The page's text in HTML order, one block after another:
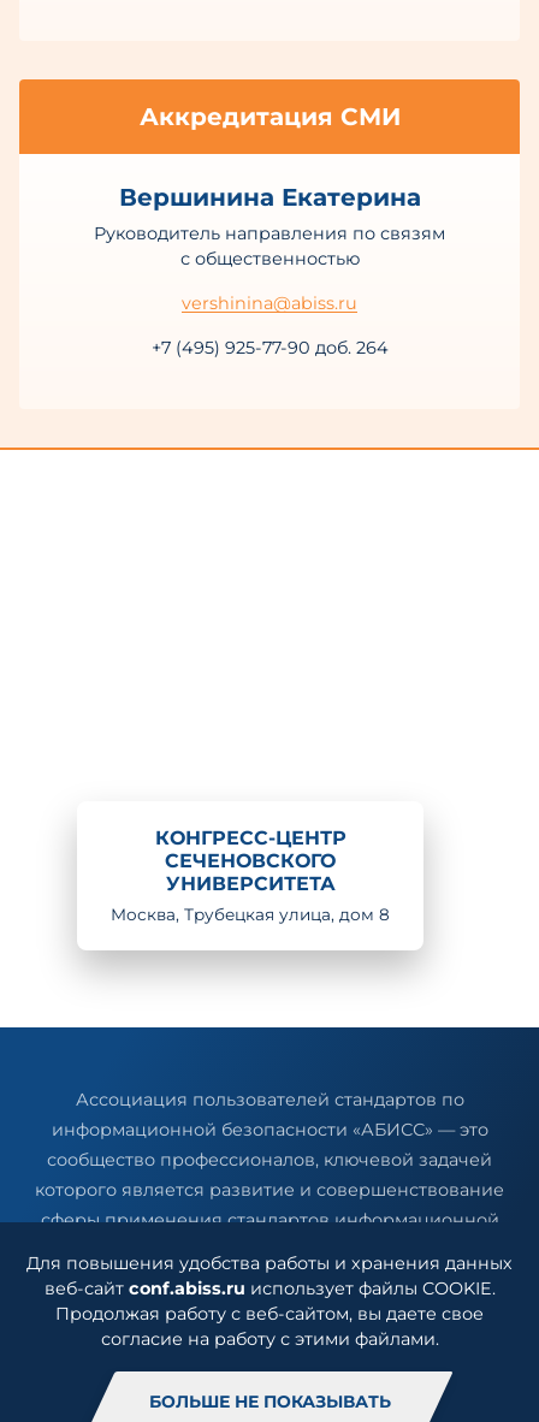
Аккредитация СМИ
Вершинина Екатерина
Руководитель направления по связям
с общественностью
vershinina@abiss.ru
+7 (495) 925-77-90 доб. 264
КОНГРЕСС-ЦЕНТР
СЕЧЕНОВСКОГО
УНИВЕРСИТЕТА
Москва, Трубецкая улица, дом 8
Ассоциация пользователей стандартов по
информационной безопасности «АБИСС» — это
сообщество профессионалов, ключевой задачей
которого является развитие и совершенствование
сферы применения стандартов информационной
членов, партнеров и участников сообщества
Ассоциации.
Для повышения удобства работы и хранения данных
веб-сайт conf.abiss.ru использует файлы COOKIE.
Продолжая работу с веб-сайтом, вы даете свое
согласие на работу с этими файлами.
БОЛЬШЕ НЕ ПОКАЗЫВАТЬ